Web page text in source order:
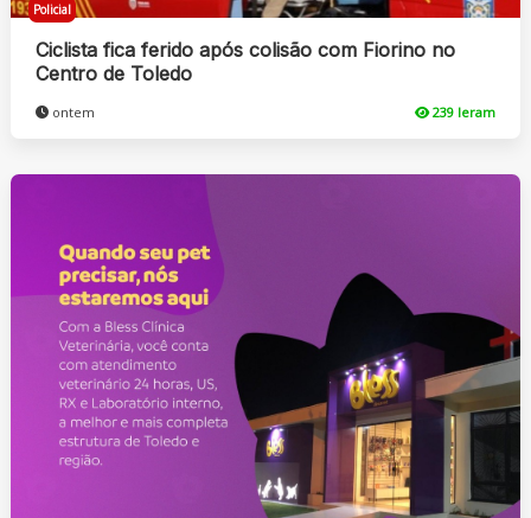
Policial
Ciclista fica ferido após colisão com Fiorino no
Centro de Toledo
ontem 239 leram